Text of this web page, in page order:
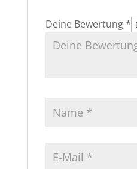
Deine Bewertung *